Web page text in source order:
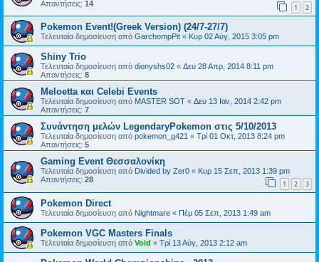
Απαντήσεις: 14 1 2
Pokemon Event!(Greek Version) (24/7-27/7)
Τελευταία δημοσίευση από GarchompPit « Κυρ 02 Αύγ, 2015 3:05 pm
Shiny Trio
Τελευταία δημοσίευση από dionyshs02 « Δευ 28 Απρ, 2014 8:11 pm
Απαντήσεις: 8
Meloetta και Celebi Events
Τελευταία δημοσίευση από MASTER SOT « Δευ 13 Ιαν, 2014 2:42 pm
Απαντήσεις: 7
Συνάντηση μελών LegendaryPokemon στις 5/10/2013
Τελευταία δημοσίευση από pokemon_g421 « Τρί 01 Οκτ, 2013 8:24 pm
Απαντήσεις: 5
Gaming Event Θεσσαλονίκη
Τελευταία δημοσίευση από Divided by Zer0 « Κυρ 15 Σεπ, 2013 1:39 pm
Απαντήσεις: 28 1 2 3
Pokemon Direct
Τελευταία δημοσίευση από Nightmare « Πέμ 05 Σεπ, 2013 1:49 am
Pokemon VGC Masters Finals
Τελευταία δημοσίευση από Void « Τρί 13 Αύγ, 2013 2:12 am